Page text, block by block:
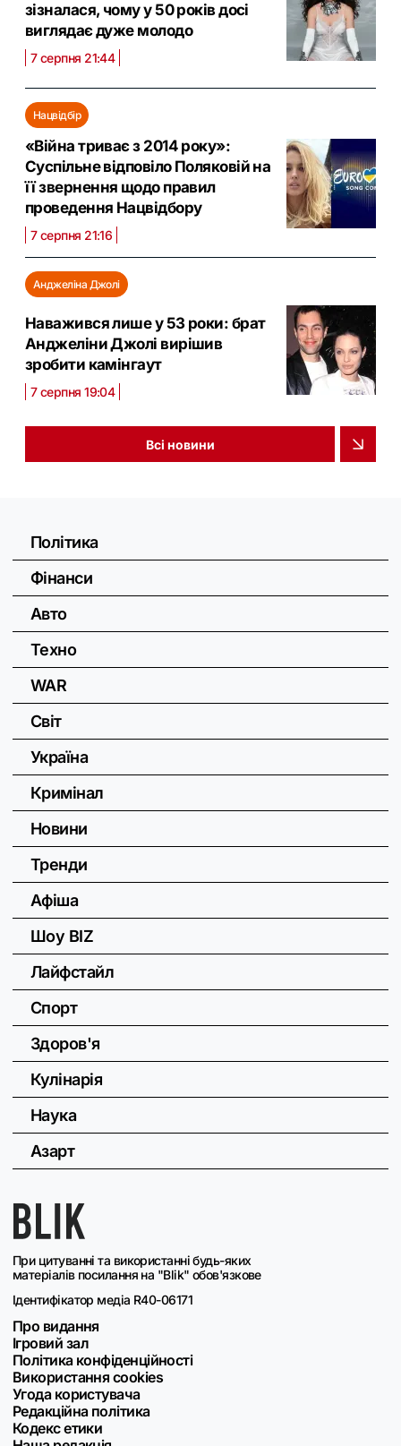
зізналася, чому у 50 років досі
виглядає дуже молодо
7 серпня 21:44
Нацвідбір
«Війна триває з 2014 року»:
Суспільне відповіло Поляковій на
її звернення щодо правил
проведення Нацвідбору
7 серпня 21:16
Анджеліна Джолі
Наважився лише у 53 роки: брат
Анджеліни Джолі вирішив
зробити камінгаут
7 серпня 19:04
Всі новини
При цитуванні та використанні будь-яких
матеріалів посилання на "Blik" обов'язкове
Ідентифікатор медіа R40-06171
Про видання
Ігровий зал
Політика конфіденційності
Використання cookies
Угода користувача
Редакційна політика
Кодекс етики
Політика
Фінанси
Авто
Техно
WAR
Світ
Україна
Кримінал
Новини
Тренди
Афіша
Шоу BIZ
Лайфстайл
Спорт
Здоров'я
Кулінарія
Наука
Азарт